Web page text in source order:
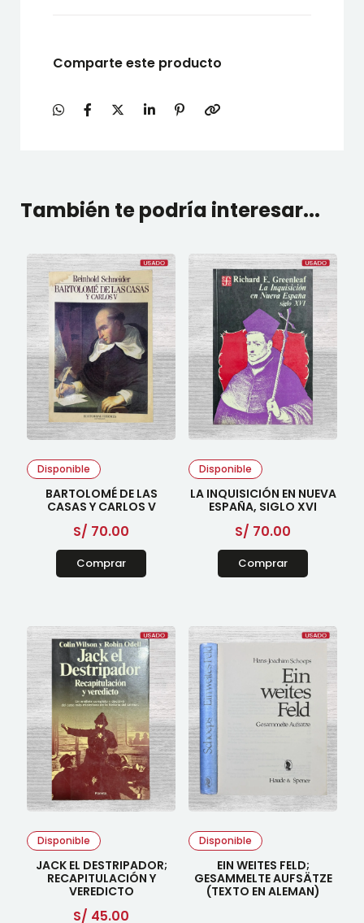
Comparte este producto
También te podría interesar...
Disponible
BARTOLOMÉ DE LAS
CASAS Y CARLOS V
S/ 70.00
Comprar
Disponible
LA INQUISICIÓN EN NUEVA
ESPAÑA, SIGLO XVI
S/ 70.00
Comprar
Disponible
JACK EL DESTRIPADOR;
RECAPITULACIÓN Y
VEREDICTO
S/ 45.00
Disponible
EIN WEITES FELD;
GESAMMELTE AUFSÄTZE
(TEXTO EN ALEMAN)